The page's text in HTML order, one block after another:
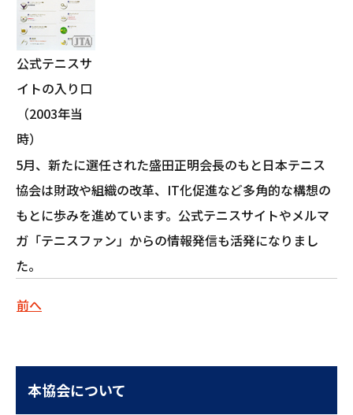
公式テニスサ
イトの入り口
（2003年当
時）
5月、新たに選任された盛田正明会長のもと日本テニス
協会は財政や組織の改革、IT化促進など多角的な構想の
もとに歩みを進めています。公式テニスサイトやメルマ
ガ「テニスファン」からの情報発信も活発になりまし
た。
前へ
本協会について